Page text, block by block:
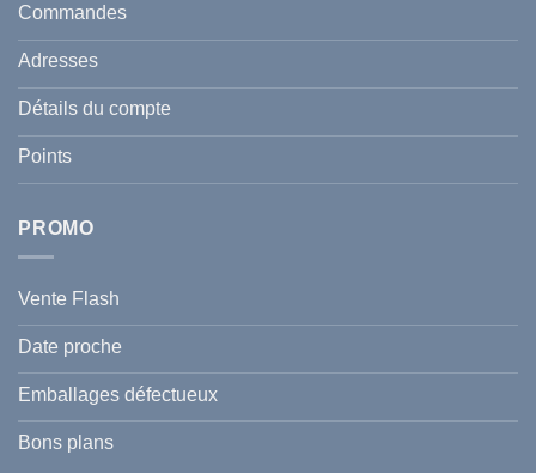
et
celle
de
votre
famille
durant
l’été
2026
?
Tunisie
Guide
pour
Traiter
Prévenir
Commandes
Adresses
Détails du compte
Points
PROMO
Vente Flash
Date proche
Emballages défectueux
Bons plans